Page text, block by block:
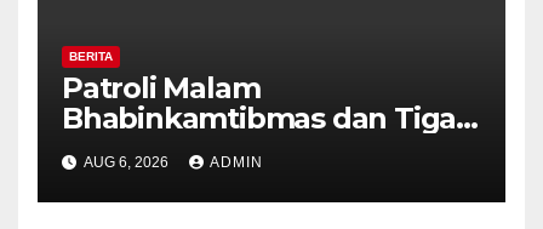
BERITA
Patroli Malam
Bhabinkamtibmas dan Tiga
Pilar Kelurahan Ungaran
Perkuat Kamtibmas, Warga
Diajak Aktifkan Ronda
AUG 6, 2026 ADMIN